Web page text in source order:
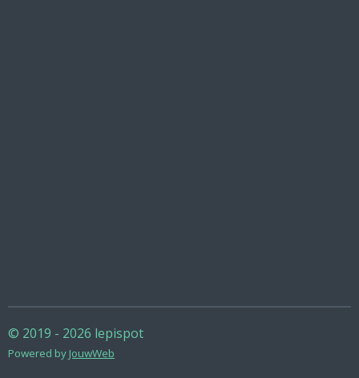
© 2019 - 2026 lepispot
Powered by JouwWeb